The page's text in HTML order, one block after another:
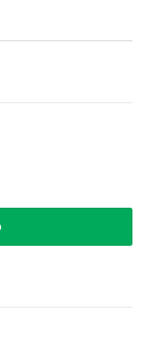
& Living Purna